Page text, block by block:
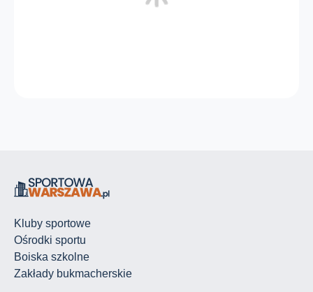
Kluby sportowe
Ośrodki sportu
Boiska szkolne
Zakłady bukmacherskie